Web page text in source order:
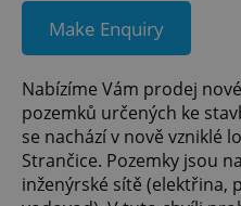
Make Enquiry
Nabízíme Vám prodej
pozemků určených ke
se nachází v nově vzniklé
Strančice. Pozemky jsou
inženýrské sítě (elektřina,